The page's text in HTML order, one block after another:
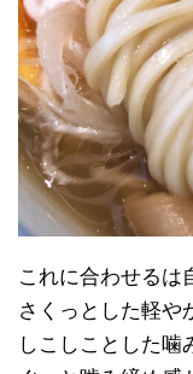
これに合わせるは
さくっとした軽や
しこしことした噛